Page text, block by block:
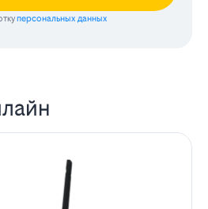
персональных данных